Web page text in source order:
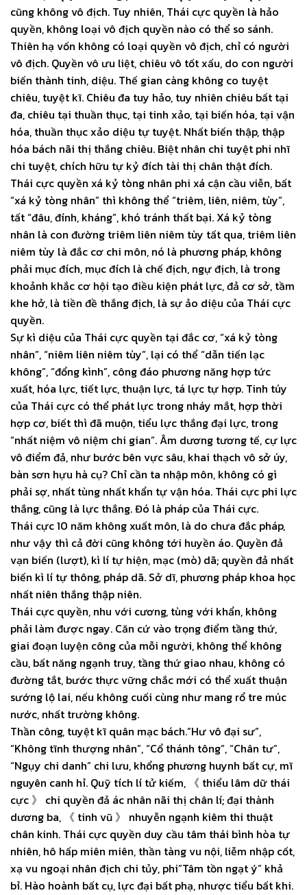
cũng không vô địch. Tuy nhiên, Thái cực quyền là hảo
quyền, không loại vô địch quyền nào có thể so sánh.
Thiên hạ vốn không có loại quyền vô địch, chỉ có người
vô địch. Quyền vô ưu liệt, chiêu vô tốt xấu, do con người
biến thành tinh, diệu. Thế gian càng không co tuyệt
chiêu, tuyệt kĩ. Chiêu đa tuy hảo, tuy nhiên chiêu bất tại
đa, chiêu tại thuần thục, tại tinh xảo, tại biến hóa, tại vận
hóa, thuần thục xảo diệu tự tuyệt. Nhất biến thập, thập
hóa bách nãi thị thắng chiêu. Biệt nhân chi tuyệt phi nhĩ
chi tuyệt, chích hữu tự kỷ đích tài thị chân thật đích.
Thái cực quyền xá kỷ tòng nhân phi xá cận cầu viễn, bất
“xá kỷ tòng nhân” thì không thể “triêm, liên, niêm, tùy”,
tất “đâu, đính, kháng”, khó tránh thất bại. Xá kỷ tòng
nhân là con đường triêm liên niêm tùy tất qua, triêm liên
niêm tùy là đắc cơ chi môn, nó là phương pháp, không
phải mục đích, mục đích là chế địch, ngự địch, là trong
khoảnh khắc cơ hội tạo điều kiện phát lực, đả cơ sở, tầm
khe hở, là tiền đề thắng địch, là sự ảo diệu của Thái cực
quyền.
Sự kì diệu của Thái cực quyền tại đắc cơ, “xá kỷ tòng
nhân”, “niêm liên niêm tùy”, lại có thể “dẫn tiến lạc
không”, “đổng kình”, công đáo phương năng hợp tức
xuất, hóa lực, tiết lực, thuận lực, tá lực tự hợp. Tinh túy
của Thái cực có thể phát lực trong nháy mắt, hợp thời
hợp cơ, biết thì đã muộn, tiểu lực thắng đại lực, trong
“nhất niệm vô niệm chi gian”. Âm dương tương tế, cự lực
vô điểm đả, như bước bên vực sâu, khai thạch vô sở úy,
bàn sơn hựu hà cụ? Chỉ cần ta nhập môn, không có gì
phải sợ, nhất tùng nhất khẩn tự vận hóa. Thái cực phi lực
thắng, cũng là lực thắng. Đó là pháp của Thái cực.
Thái cực 10 năm không xuất môn, là do chưa đắc pháp,
như vậy thì cả đời cũng không tới huyền áo. Quyền đả
vạn biến (lượt), kì lí tự hiện, mạc (mò) dã; quyền đả nhất
biến kì lí tự thông, pháp dã. Sở dĩ, phương pháp khoa học
nhất niên thắng thập niên.
Thái cực quyền, nhu với cương, tùng với khẩn, không
phải làm được ngay. Căn cứ vào trọng điểm tầng thứ,
giai đoạn luyện công của mỗi người, không thể không
cầu, bất năng ngạnh truy, tầng thứ giao nhau, không có
đường tắt, bước thực vững chắc mới có thể xuất thuận
sướng lộ lai, nếu không cuối cùng như mang rổ tre múc
nước, nhất trường không.
Thần công, tuyệt kĩ quân mạc bách.”Hư vô đại sư”,
“Không tĩnh thượng nhân”, “Cổ thánh tông”, “Chân tư”,
“Ngụy chi danh” chi lưu, khổng phương huynh bất cự, mĩ
nguyên canh hỉ. Quỹ tích lí tử kiếm, 《 thiểu lâm dữ thái
cực 》 chi quyền đả ác nhân nãi thị chân lí; đại thành
dương ba, 《 tinh vũ 》 nhuyễn ngạnh kiêm thi thuật
chân kinh. Thái cực quyền duy cầu tâm thái bình hòa tự
nhiên, hô hấp miên miên, thần tàng vu nội, liễm nhập cốt,
xạ vu ngoại nhân địch chi tủy, phi”Tâm tồn ngạt ý” khả
bỉ. Hào hoành bất cụ, lực đại bất phạ, nhược tiểu bất khi.